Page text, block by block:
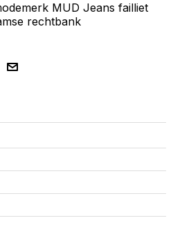
MUD Jeans failliet
rechtbank